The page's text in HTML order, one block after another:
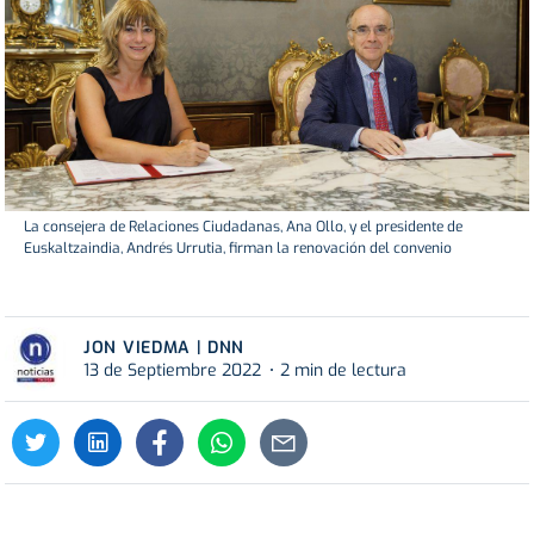
La consejera de Relaciones Ciudadanas, Ana Ollo, y el presidente de
Euskaltzaindia, Andrés Urrutia, firman la renovación del convenio
JON VIEDMA | DNN
13 de Septiembre 2022
2 min de lectura